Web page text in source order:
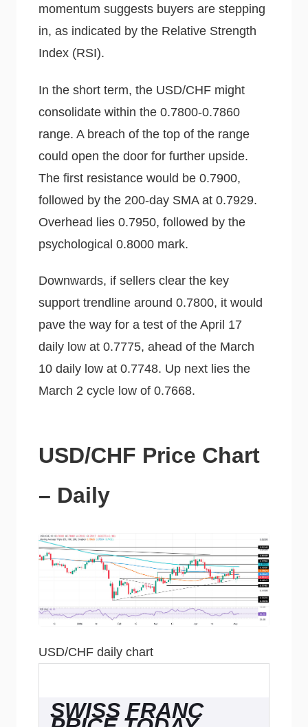
momentum suggests buyers are stepping
in, as indicated by the Relative Strength
Index (RSI).
In the short term, the USD/CHF might
consolidate within the 0.7800-0.7860
range. A breach of the top of the range
could open the door for further upside.
The first resistance would be 0.7900,
followed by the 200-day SMA at 0.7929.
Overhead lies 0.7950, followed by the
psychological 0.8000 mark.
Downwards, if sellers clear the key
support trendline around 0.7800, it would
pave the way for a test of the April 17
daily low at 0.7775, ahead of the March
10 daily low at 0.7748. Up next lies the
March 2 cycle low of 0.7668.
USD/CHF Price Chart
– Daily
USD/CHF daily chart
SWISS FRANC